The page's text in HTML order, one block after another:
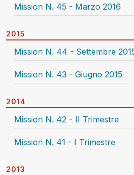
Mission N. 45 - Marzo 2016
2015
Mission N. 44 - Settembre
Mission N. 43 - Giugno 2015
2014
Mission N. 42 - II Trimestre
Mission N. 41 - I Trimestre
2013